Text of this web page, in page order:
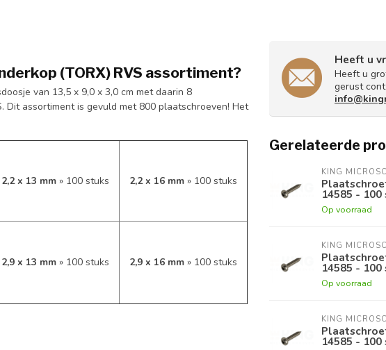
(TORX) RVS assortiment?
van 13,5 x 9,0 x 3,0 cm met daarin 8
Dit assortiment is gevuld met 800 plaatschroeven! Het
2,2 x 13 mm » 100 stuks 2,2 x 16 mm » 100 stuks
2,9 x 13 mm » 100 stuks 2,9 x 16 mm » 100 stuks
Heeft u
Heeft u
gerust
Gerelateerde
KING
14585 - 100
Op voorraad
KING
14585 - 100
Op voorraad
KING
14585 - 100